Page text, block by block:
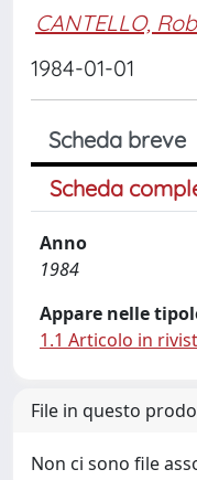
CANTELLO,
1984-01-01
Scheda breve
Scheda
Anno
1984
Appare nelle
1.1 Articolo in
File in questo
Non ci sono file